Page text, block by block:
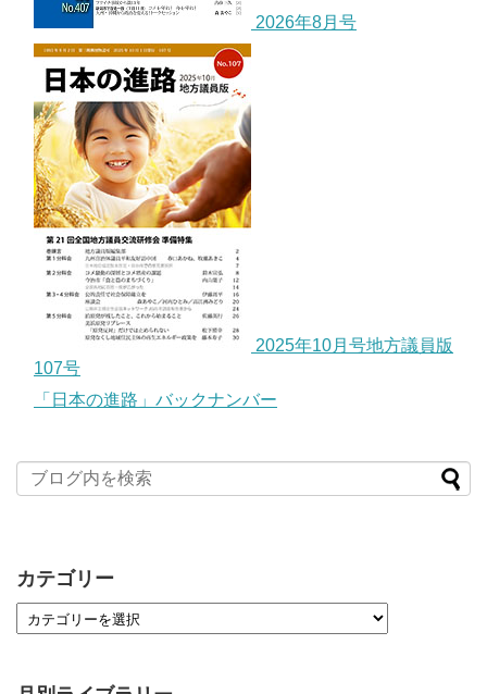
2026年8月号
2025年10月号地方議員版
107号
「日本の進路」バックナンバー
カテゴリー